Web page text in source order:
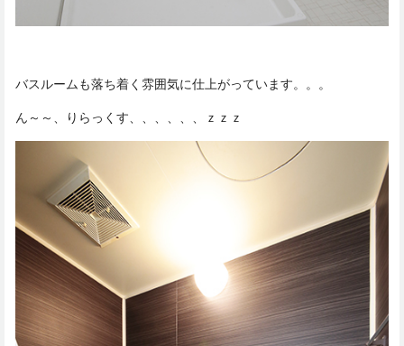
バスルームも落ち着く雰囲気に仕上がっています。。。
ん～～、りらっくす、、、、、、ｚｚｚ